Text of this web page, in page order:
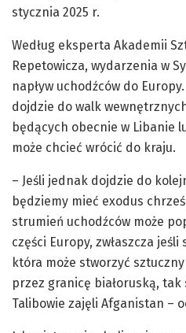
stycznia 2025 r.
Według eksperta Akademii
Repetowicza, wydarzenia w
napływ uchodźców do
dojdzie do walk
będących obecnie w Libanie
może chcieć wrócić do kraju.
– Jeśli jednak dojdzie do
będziemy mieć exodus
strumień uchodźców może
części Europy, zwłaszcza
która może stworzyć
przez granicę białoruską,
Talibowie zajęli Afganistan –